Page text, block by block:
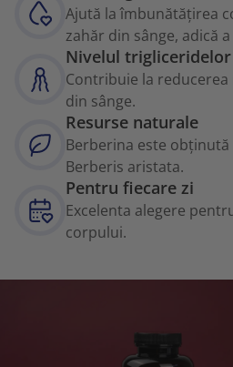
Ajută la îmbunătățirea
zahăr din sânge, adică
Nivelul trigliceridelor
Contribuie la
din sânge.
Resurse naturale
Berberina este
Berberis aristata.
Pentru fiecare zi
Excelenta alegere
corpului.